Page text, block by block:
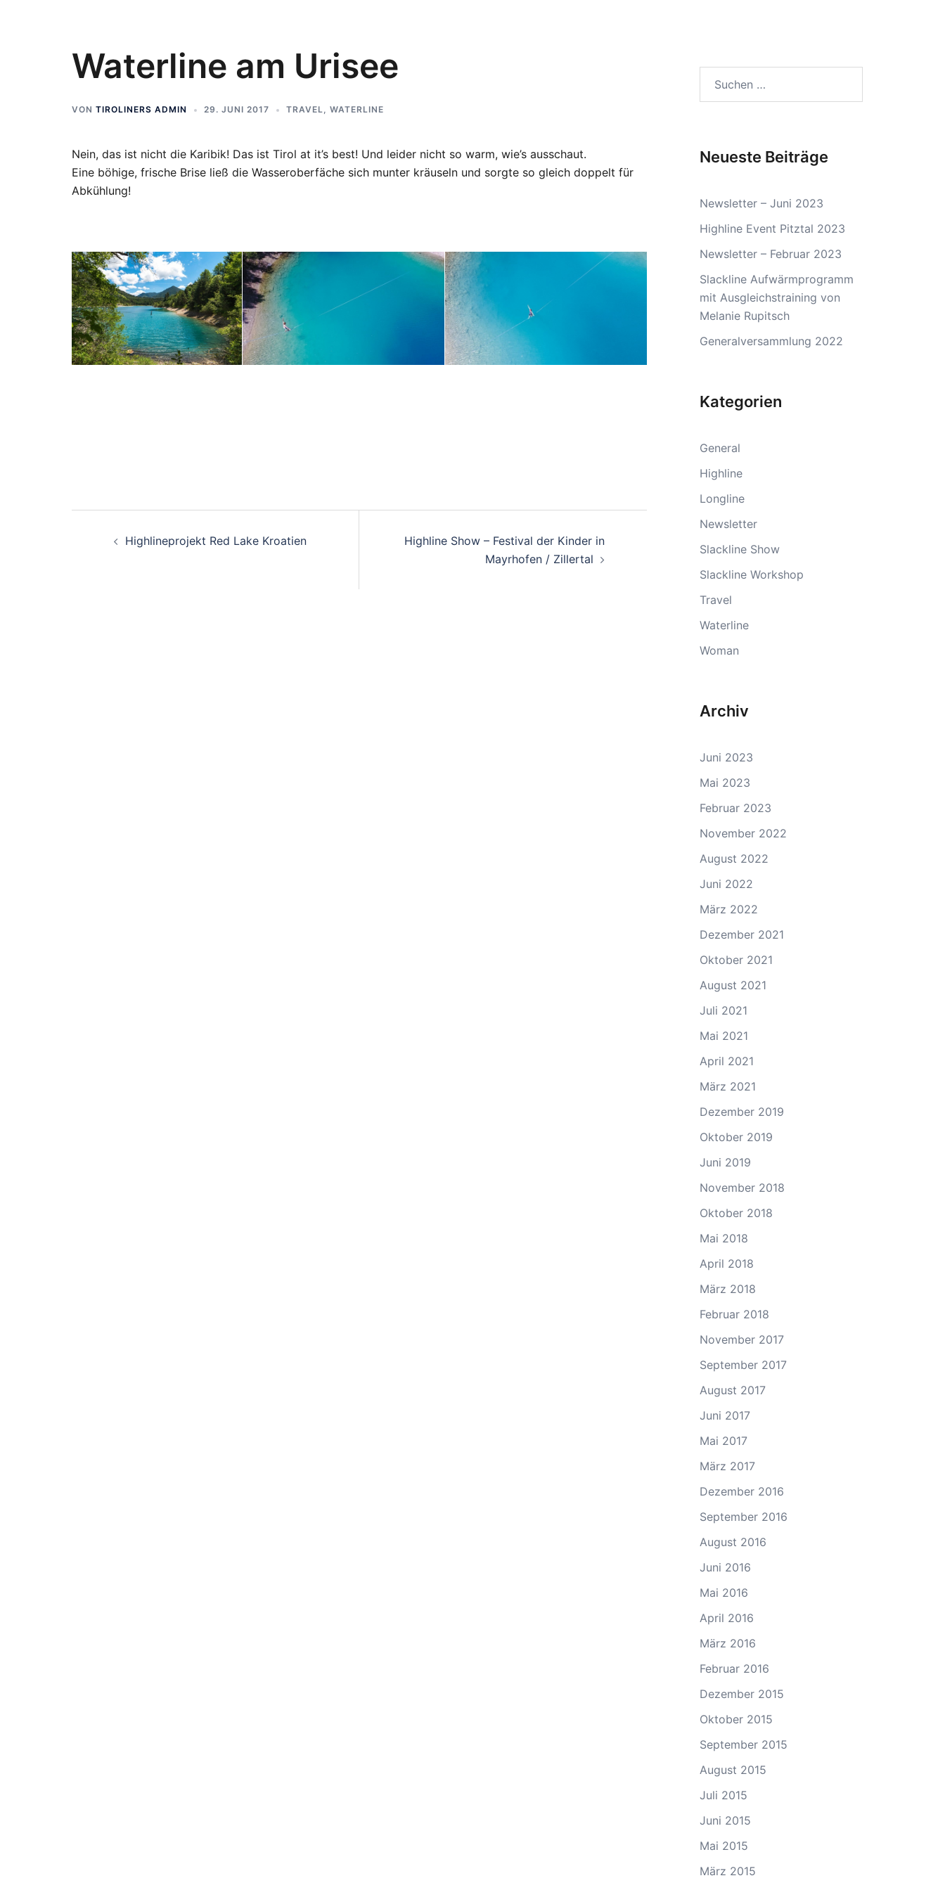
Waterline am Urisee
VON TIROLINERS ADMIN 29. JUNI 2017 TRAVEL WATERLINE
Nein, das ist nicht die Karibik! Das ist Tirol at it’s best! Und leider nicht so warm, wie’s ausschaut.
Eine böhige, frische Brise ließ die Wasseroberfäche sich munter kräuseln und sorgte so gleich doppelt für
Abkühlung!
Beitragsnavigation
Highlineprojekt Red Lake Kroatien
Highline Show – Festival der Kinder in
Mayrhofen / Zillertal
nach:
Neueste Beiträge
Newsletter – Juni 2023
Highline Event Pitztal 2023
Newsletter – Februar 2023
Slackline Aufwärmprogramm
mit Ausgleichstraining von
Melanie Rupitsch
Generalversammlung 2022
Kategorien
General
Highline
Longline
Newsletter
Slackline Show
Slackline Workshop
Travel
Waterline
Woman
Archiv
Juni 2023
Mai 2023
Februar 2023
November 2022
August 2022
Juni 2022
März 2022
Dezember 2021
Oktober 2021
August 2021
Juli 2021
Mai 2021
April 2021
März 2021
Dezember 2019
Oktober 2019
Juni 2019
November 2018
Oktober 2018
Mai 2018
April 2018
März 2018
Februar 2018
November 2017
September 2017
August 2017
Juni 2017
Mai 2017
März 2017
Dezember 2016
September 2016
August 2016
Juni 2016
Mai 2016
April 2016
März 2016
Februar 2016
Dezember 2015
Oktober 2015
September 2015
August 2015
Juli 2015
Juni 2015
Mai 2015
März 2015